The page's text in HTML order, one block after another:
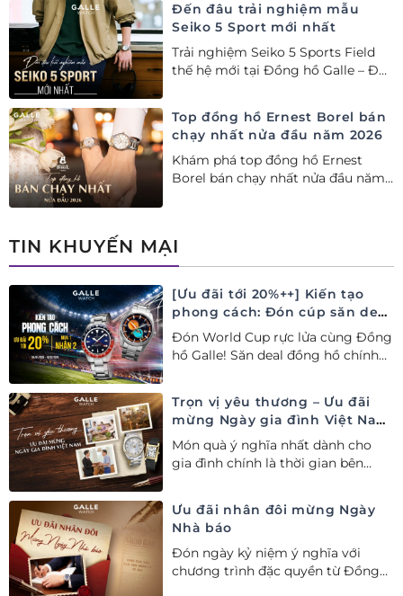
Đến đâu trải nghiệm mẫu
Seiko 5 Sport mới nhất
Trải nghiệm Seiko 5 Sports Field
thế hệ mới tại Đồng hồ Galle – Đại
Top đồng hồ Ernest Borel bán
chạy nhất nửa đầu năm 2026
Khám phá top đồng hồ Ernest
Borel bán chạy nhất nửa đầu năm
TIN KHUYẾN MẠI
[Ưu đãi tới 20%++] Kiến tạo
phong cách: Đón cúp săn deal
– Siêu ưu đãi đồng hành cùng
World Cup
Đón World Cup rực lửa cùng Đồng
hồ Galle! Săn deal đồng hồ chính
Trọn vị yêu thương – Ưu đãi
mừng Ngày gia đình Việt Nam
28/06
Món quà ý nghĩa nhất dành cho
gia đình chính là thời gian bên
Gia đình Việt Nam.
Ưu đãi nhân đôi mừng Ngày
Nhà báo
Đón ngày kỷ niệm ý nghĩa với
chương trình đặc quyền từ Đồng